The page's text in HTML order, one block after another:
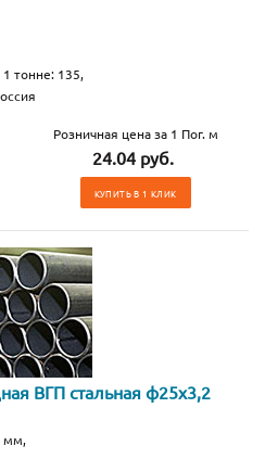
тонне: 135,
Розничная цена за 1 Пог. м
24.04 руб.
КУПИТЬ В 1 КЛИК
ВГП стальная ф25х3,2
мм,